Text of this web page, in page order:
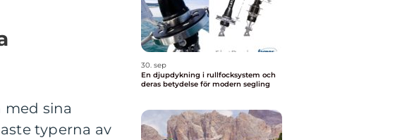
med sina
typerna av
30. sep
En djupdykning i rullfocksystem och
deras betydelse för modern segling